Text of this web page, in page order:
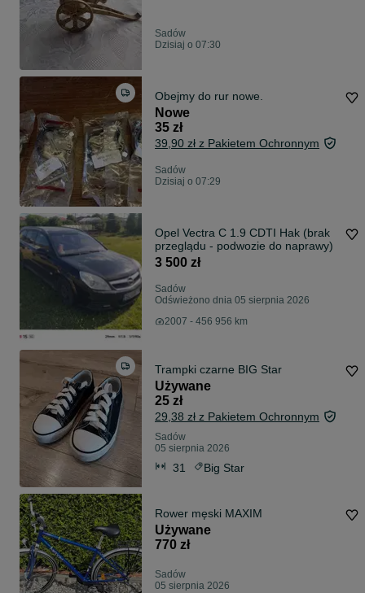
Sadów
Dzisiaj o 07:30
Obejmy do rur nowe.
Nowe
35 zł
39,90 zł z Pakietem Ochronnym
Sadów
Dzisiaj o 07:29
Opel Vectra C 1.9 CDTI Hak (brak
przeglądu - podwozie do naprawy)
3 500 zł
Sadów
Odświeżono dnia 05 sierpnia 2026
2007 - 456 956 km
Trampki czarne BIG Star
Używane
25 zł
29,38 zł z Pakietem Ochronnym
Sadów
05 sierpnia 2026
31 Big Star
Rower męski MAXIM
Używane
770 zł
Sadów
05 sierpnia 2026